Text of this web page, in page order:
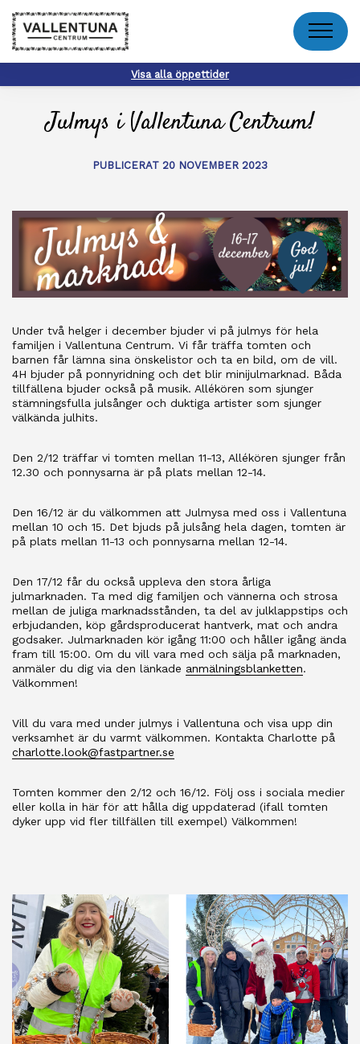
Meny
Visa alla öppettider
Julmys i Vallentuna Centrum!
PUBLICERAT 20 NOVEMBER 2023
Under två helger i december bjuder vi på julmys för hela
familjen i Vallentuna Centrum. Vi får träffa tomten och
barnen får lämna sina önskelistor och ta en bild, om de vill.
4H bjuder på ponnyridning och det blir minijulmarknad. Båda
tillfällena bjuder också på musik. Allékören som sjunger
stämningsfulla julsånger och duktiga artister som sjunger
välkända julhits.
Den 2/12 träffar vi tomten mellan 11-13, Allékören sjunger från
12.30 och ponnysarna är på plats mellan 12-14.
Den 16/12 är du välkommen att Julmysa med oss i Vallentuna
mellan 10 och 15. Det bjuds på julsång hela dagen, tomten är
på plats mellan 11-13 och ponnysarna mellan 12-14.
Den 17/12 får du också uppleva den stora årliga
julmarknaden. Ta med dig familjen och vännerna och strosa
mellan de juliga marknadsstånden, ta del av julklappstips och
erbjudanden, köp gårdsproducerat hantverk, mat och andra
godsaker. Julmarknaden kör igång 11:00 och håller igång ända
fram till 15:00. Om du vill vara med och sälja på marknaden,
anmäler du dig via den länkade anmälningsblanketten.
Välkommen!
Vill du vara med under julmys i Vallentuna och visa upp din
verksamhet är du varmt välkommen. Kontakta Charlotte på
charlotte.look@fastpartner.se
Tomten kommer den 2/12 och 16/12. Följ oss i sociala medier
eller kolla in här för att hålla dig uppdaterad (ifall tomten
dyker upp vid fler tillfällen till exempel) Välkommen!